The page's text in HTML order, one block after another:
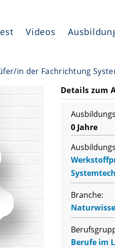
Videos
in der Fachrichtung
Details zum
0 Jahre
Branche:
Berufe im